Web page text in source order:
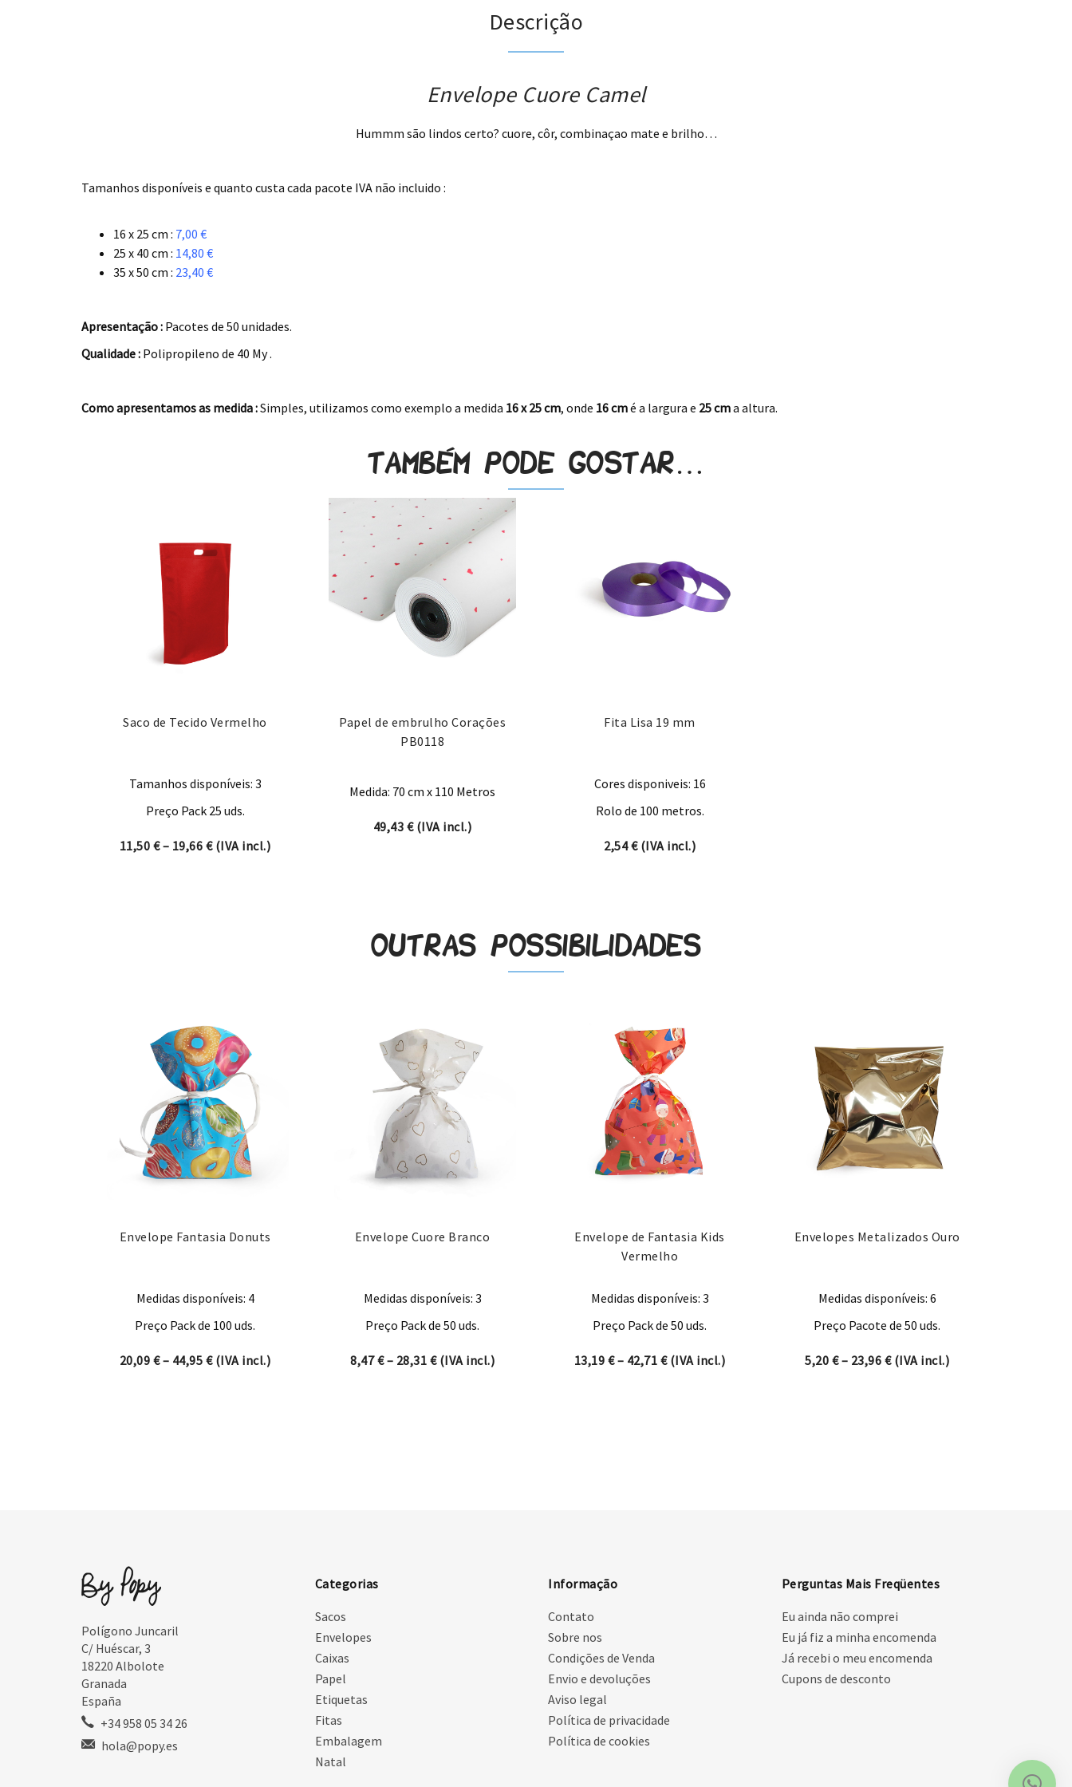
Descrição
Envelope Cuore Camel
Hummm são lindos certo? cuore, côr, combinaçao mate e brilho…
Tamanhos disponíveis e quanto custa cada pacote IVA não incluido :
16 x 25 cm : 7,00 €
25 x 40 cm : 14,80 €
35 x 50 cm : 23,40 €
Apresentação : Pacotes de 50 unidades.
Qualidade : Polipropileno de 40 My .
Como apresentamos as medida :Simples, utilizamos como exemplo a medida 16 x 25 cm, onde 16cmé a largura e 25 cma altura.
Também pode gostar…
Saco de Tecido Vermelho
Tamanhos disponíveis: 3
Preço Pack 25 uds.
11,50 €– 19,66 €Price range: 11,50 € through 19,66 €
(IVA incl.)
Papel de embrulho Corações
PB0118
Medida: 70 cm x 110 Metros
49,43 €(IVA incl.)
Fita Lisa 19 mm
Cores disponiveis: 16
Rolo de 100 metros.
2,54€(IVA incl.)
Outras possibilidades
Envelope Fantasia Donuts
Medidas disponíveis: 4
Preço Pack de 100 uds.
20,09 €– 44,95 €Price range: 20,09 € through 44,95 €
(IVA incl.)
Envelope Cuore Branco
Medidas disponíveis: 3
Preço Pack de 50 uds.
8,47€ – 28,31 €Price range: 8,47 € through 28,31 €
(IVA incl.)
Envelope de Fantasia Kids
Vermelho
Medidas disponíveis: 3
Preço Pack de 50 uds.
13,19 €– 42,71 €Price range: 13,19 € through 42,71 €
(IVA incl.)
Envelopes Metalizados Ouro
Medidas disponíveis: 6
Preço Pacote de 50 uds.
5,20 € – 23,96 €Price range: 5,20 € through
(IVA incl.)
Polígono Juncaril
C/ Huéscar, 3
18220 Albolote
Granada
España
+34 958 05 34 26
hola@popy.es
Categorias
Sacos
Envelopes
Caixas
Papel
Etiquetas
Fitas
Embalagem
Natal
Informação
Contato
Sobre nos
Condições de Venda
Envio e devoluções
Aviso legal
Política de privacidade
Política de cookies
Perguntas Mais Freqüentes
Eu ainda não comprei
Eu já fiz a minha encomenda
Já recebi o meu encomenda
Cupons de desconto